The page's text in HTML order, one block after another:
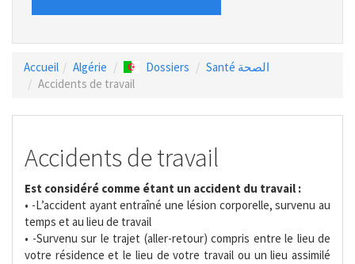
Accueil Algérie Dossiers
Santé الصحة
Accidents de travail
Accidents de travail
Est considéré comme étant un accident du travail :
• -L’accident ayant entraîné une lésion corporelle, survenu au
temps et au lieu de travail
• -Survenu sur le trajet (aller-retour) compris entre le lieu de
votre résidence et le lieu de votre travail ou un lieu assimilé